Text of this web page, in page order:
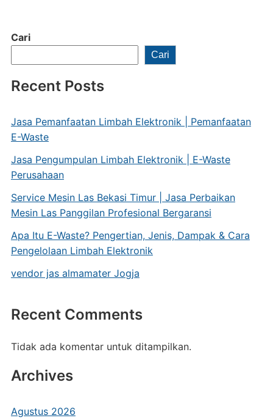
Cari
Cari
Recent Posts
Jasa Pemanfaatan Limbah Elektronik | Pemanfaatan
E-Waste
Jasa Pengumpulan Limbah Elektronik | E-Waste
Perusahaan
Service Mesin Las Bekasi Timur | Jasa Perbaikan
Mesin Las Panggilan Profesional Bergaransi
Apa Itu E-Waste? Pengertian, Jenis, Dampak & Cara
Pengelolaan Limbah Elektronik
vendor jas almamater Jogja
Recent Comments
Tidak ada komentar untuk ditampilkan.
Archives
Agustus 2026